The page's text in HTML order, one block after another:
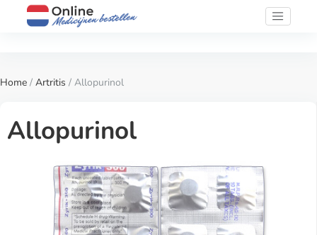
Home / Artritis / Allopurinol
Allopurinol